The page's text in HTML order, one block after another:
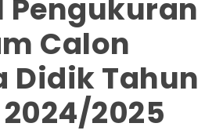
Pengukuran
Calon
Didik Tahun
2025